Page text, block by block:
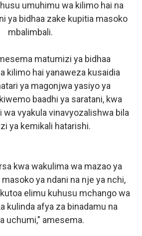
umuhimu wa kilimo hai na
ya bidhaa zake kupitia masoko
mbalimbali.
matumizi ya bidhaa
kilimo hai yanaweza kusaidia
ya magonjwa yasiyo ya
baadhi ya saratani, kwa
wa vyakula vinavyozalishwa bila
ya kemikali hatarishi.
kwa wakulima wa mazao ya
ya ndani na nje ya nchi,
elimu kuhusu mchango wa
kulinda afya za binadamu na
uchumi," amesema.